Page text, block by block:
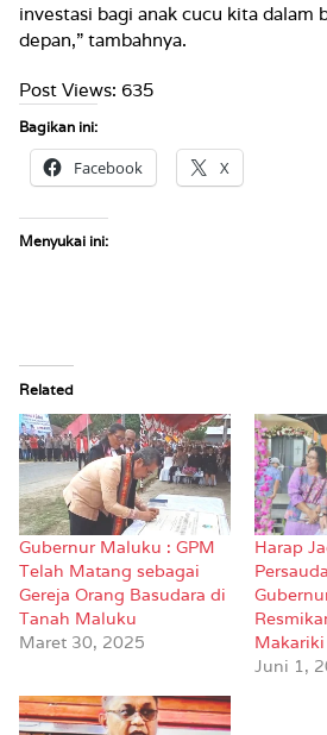
investasi bagi anak cucu kita dalam
depan,” tambahnya.
Post Views: 635
Bagikan ini:
Facebook X
Menyukai ini:
Related
Gubernur Maluku : GPM
Telah Matang sebagai
Gereja Orang Basudara di
Tanah Maluku
Maret 30, 2025
Harap
Makariki
Juni 1,